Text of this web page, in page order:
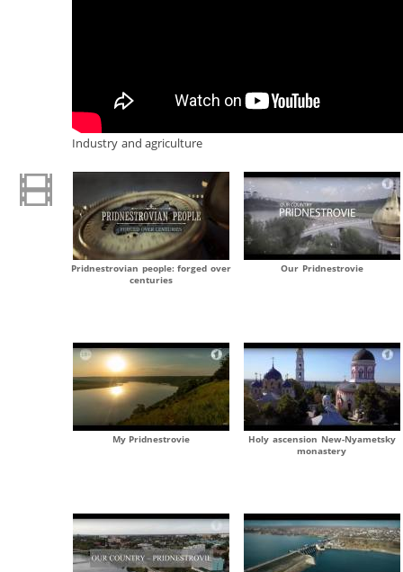
Industry and agriculture
Pridnestrovian people: forged over
centuries
Our Pridnestrovie
My Pridnestrovie
Holy ascension New-Nyametsky
monastery